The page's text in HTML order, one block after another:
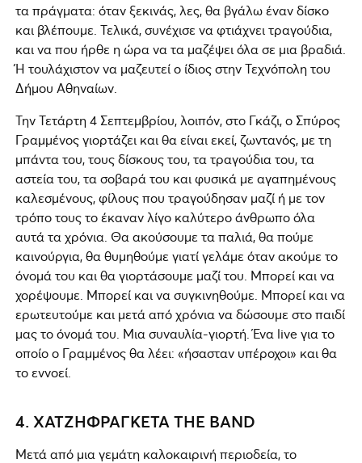
τα πράγματα: όταν ξεκινάς, λες, θα βγάλω έναν δίσκο
και βλέπουμε. Τελικά, συνέχισε να φτιάχνει τραγούδια,
και να που ήρθε η ώρα να τα μαζέψει όλα σε μια βραδιά.
Ή τουλάχιστον να μαζευτεί ο ίδιος στην Τεχνόπολη του
Δήμου Αθηναίων.
Την Τετάρτη 4 Σεπτεμβρίου, λοιπόν, στο Γκάζι, ο Σπύρος
Γραμμένος γιορτάζει και θα είναι εκεί, ζωντανός, με τη
μπάντα του, τους δίσκους του, τα τραγούδια του, τα
αστεία του, τα σοβαρά του και φυσικά με αγαπημένους
καλεσμένους, φίλους που τραγούδησαν μαζί ή με τον
τρόπο τους το έκαναν λίγο καλύτερο άνθρωπο όλα
αυτά τα χρόνια. Θα ακούσουμε τα παλιά, θα πούμε
καινούργια, θα θυμηθούμε γιατί γελάμε όταν ακούμε το
όνομά του και θα γιορτάσουμε μαζί του. Μπορεί και να
χορέψουμε. Μπορεί και να συγκινηθούμε. Μπορεί και να
ερωτευτούμε και μετά από χρόνια να δώσουμε στο παιδί
μας το όνομά του. Μια συναυλία-γιορτή. Ένα live για το
οποίο ο Γραμμένος θα λέει: «ήσασταν υπέροχοι» και θα
το εννοεί.
4. ΧΑΤΖΗΦΡΑΓΚΕΤΑ THE BAND
Μετά από μια γεμάτη καλοκαιρινή περιοδεία, το